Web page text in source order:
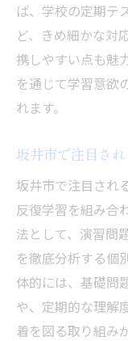
ば、学校の定期テ
ど、きめ細かな対
携しやすい点も魅
を通じて学習意欲
れます。
坂井市で注目さ
坂井市で注目され
反復学習を組み合
法として、演習問
を徹底分析する個
体的には、基礎問
や、定期的な理解
着を図る取り組み